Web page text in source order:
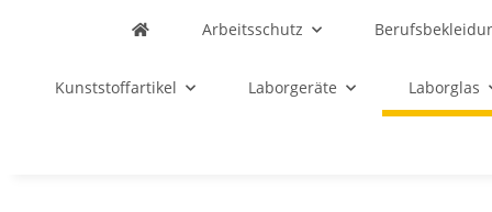
Arbeitsschutz
Kunststoffartikel Laborgeräte Laborglas